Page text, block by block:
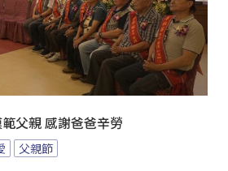
父親 感謝爸爸辛勞
父親節